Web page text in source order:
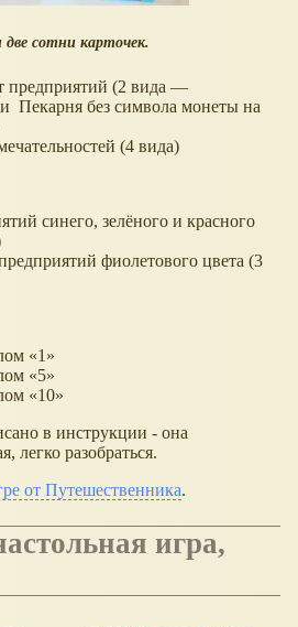
сотни карточек.
предприятий (2 вида —
Пекарня без символа монеты на
(4 вида)
синего, зелёного и красного
фиолетового цвета (3
«1»
«5»
«10»
в инструкции - она
легко разобраться.
от Путешественника.